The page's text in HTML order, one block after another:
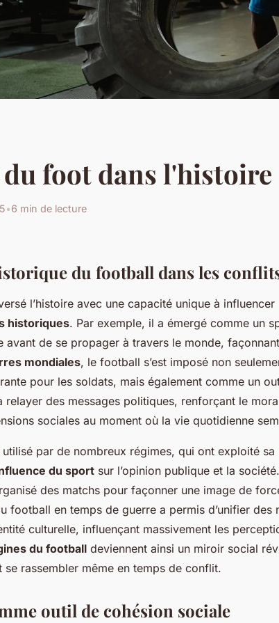
foot dans
•6 min de lecture
du football dans les
l’histoire avec une capacité unique à influencer
historiques. Par exemple, il a émergé comme un
avant de se propager à travers le monde,
mondiales, le football s’est imposé non
pour les soldats, mais également comme un
relayer des messages politiques, renforçant le
sociales au moment où la vie quotidienne
par de nombreux régimes, qui ont exploité
du sport sur l’opinion publique et la
des matchs pour façonner une image de
football en temps de guerre a permis d’unifier des
culturelle, influençant massivement les
du football deviennent ainsi un miroir social
se rassembler même en temps de conflit.
outil de cohésion sociale